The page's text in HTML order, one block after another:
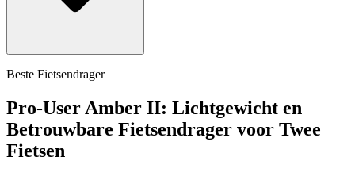
Beste Fietsendrager
Pro-User Amber II: Lichtgewicht en
Betrouwbare Fietsendrager voor Twee
Fietsen